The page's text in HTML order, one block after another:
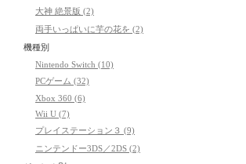
大神 絶景版 (2)
両手いっぱいに芋の花を (2)
機種別
Nintendo Switch (10)
PCゲーム (32)
Xbox 360 (6)
Wii U (7)
プレイステーション３ (9)
ニンテンドー3DS／2DS (2)